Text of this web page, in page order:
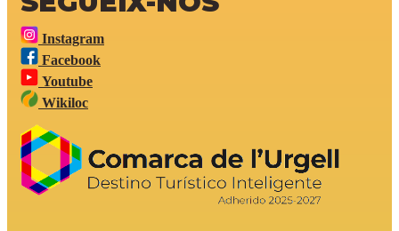
Instagram
Facebook
Youtube
Wikiloc